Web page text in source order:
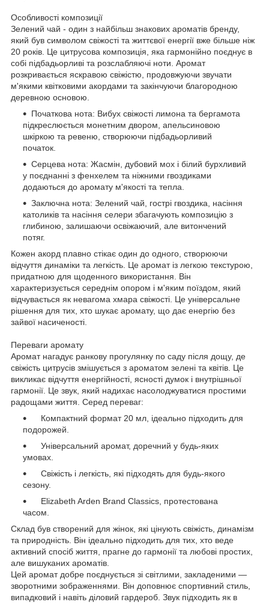
Особливості композиції
Зелений чай - один з найбільш знакових ароматів бренду,
який був символом свіжості та життєвої енергії вже більше ніж
20 років. Це цитрусова композиція, яка гармонійно поєднує в
собі підбадьорливі та розслабляючі ноти. Аромат
розкривається яскравою свіжістю, продовжуючи звучати
м'якими квітковими акордами та закінчуючи благородною
деревною основою.
Початкова нота: Вибух свіжості лимона та бергамота
підкреслюється монетним двором, апельсиновою
шкіркою та ревеню, створюючи підбадьорливий
початок.
Серцева нота: Жасмін, дубовий мох і білий бурхливий
у поєднанні з фенхелем та ніжними гвоздиками
додаються до аромату м'якості та тепла.
Заключна нота: Зелений чай, гострі гвоздика, насіння
католиків та насіння селери збагачують композицію з
глибиною, залишаючи освіжаючий, але витончений
потяг.
Кожен акорд плавно стікає один до одного, створюючи
відчуття динаміки та легкість. Це аромат із легкою текстурою,
придатною для щоденного використання. Він
характеризується середнім опором і м'яким поїздом, який
відчувається як невагома хмара свіжості. Це універсальне
рішення для тих, хто шукає аромату, що дає енергію без
зайвої насиченості.
Переваги аромату
Аромат нагадує ранкову прогулянку по саду після дощу, де
свіжість цитрусів змішується з ароматом зелені та квітів. Це
викликає відчуття енергійності, ясності думок і внутрішньої
гармонії. Це звук, який надихає насолоджуватися простими
радощами життя. Серед переваг:
Компактний формат 20 мл, ідеально підходить для
подорожей.
Універсальний аромат, доречний у будь-яких
умовах.
Свіжість і легкість, які підходять для будь-якого
сезону.
Elizabeth Arden Brand Classics, протестована
часом.
Склад був створений для жінок, які цінують свіжість, динамізм
та природність. Він ідеально підходить для тих, хто веде
активний спосіб життя, прагне до гармонії та любові простих,
але вишуканих ароматів.
Цей аромат добре поєднується зі світлими, закладеними —
зворотними зображеннями. Він доповнює спортивний стиль,
випадковий і навіть діловий гардероб. Звук підходить як в